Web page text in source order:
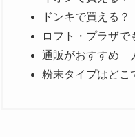
ドンキで買える？
ロフト・プラザで
通販がおすすめ
粉末タイプはどこ